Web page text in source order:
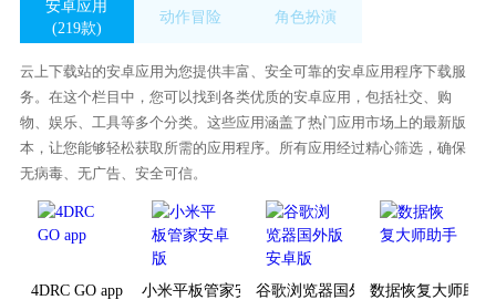
1.提供便捷的新模组导入功能，您可以自由探索各种模组，选
择适合自己的模组，从而提高游戏可玩性。
2.设置和减少游戏延迟和崩溃功能。这些功能可以让游戏更加
稳定流畅，让玩家更加专注于游戏内部的探索和挑战。
3.你可以利用资源和道具自由地创造和探索，在游戏中找到乐
趣和满足。游戏将为玩家提供一个安全、稳定、流畅的游戏环
安卓应用
(219款)
动作冒险
角色扮演
云上下载站的安卓应用为您提供丰富、安全可靠的安卓应用程序下载服
务。在这个栏目中，您可以找到各类优质的安卓应用，包括社交、购
物、娱乐、工具等多个分类。这些应用涵盖了热门应用市场上的最新版
本，让您能够轻松获取所需的应用程序。所有应用经过精心筛选，确保
无病毒、无广告、安全可信。
4DRC GO app 小米平板管家安卓版谷歌浏览器国外版安卓版数据恢复大师助手